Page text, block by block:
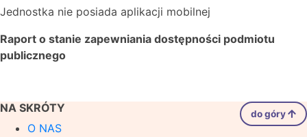
Jednostka nie posiada aplikacji mobilnej
Raport o stanie zapewniania dostępności podmiotu
publicznego
NA SKRÓTY do góry
O NAS